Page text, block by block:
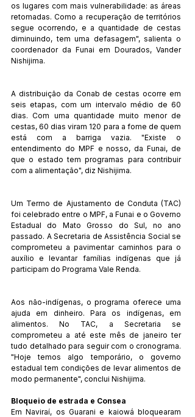
os lugares com mais vulnerabilidade: as áreas
retomadas. Como a recuperação de territórios
segue ocorrendo, e a quantidade de cestas
diminuindo, tem uma defasagem", salienta o
coordenador da Funai em Dourados, Vander
Nishijima.
A distribuição da Conab de cestas ocorre em
seis etapas, com um intervalo médio de 60
dias. Com uma quantidade muito menor de
cestas, 60 dias viram 120 para a fome de quem
está com a barriga vazia. "Existe o
entendimento do MPF e nosso, da Funai, de
que o estado tem programas para contribuir
com a alimentação", diz Nishijima.
Um Termo de Ajustamento de Conduta (TAC)
foi celebrado entre o MPF, a Funai e o Governo
Estadual do Mato Grosso do Sul, no ano
passado. A Secretaria de Assistência Social se
comprometeu a pavimentar caminhos para o
auxílio e levantar famílias indígenas que já
participam do Programa Vale Renda.
Aos não-indígenas, o programa oferece uma
ajuda em dinheiro. Para os indígenas, em
alimentos. No TAC, a Secretaria se
comprometeu a até este mês de janeiro ter
tudo detalhado para seguir com o cronograma.
"Hoje temos algo temporário, o governo
estadual tem condições de levar alimentos de
modo permanente", conclui Nishijima.
Bloqueio de estrada e Consea
Em Naviraí, os Guarani e kaiowá bloquearam